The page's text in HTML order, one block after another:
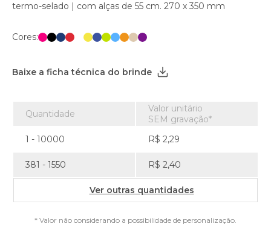
termo-selado | com alças de 55 cm. 270 x 350 mm
Cores:
Baixe a ficha técnica do brinde
Quantidade
Valor unitário
SEM gravação*
1 - 10000
R$ 2,29
381 - 1550 R$ 2,40
Ver outras quantidades
* Valor não considerando a possibilidade de personalização.